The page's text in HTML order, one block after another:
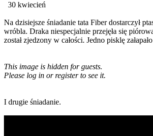
30 kwiecień
Na dzisiejsze śniadanie tata Fiber dostarczył
wróbla. Draka niespecjalnie przejęła się
został zjedzony w całości. Jedno pisklę
This image is hidden for guests.
Please log in or register to see it.
I drugie śniadanie.